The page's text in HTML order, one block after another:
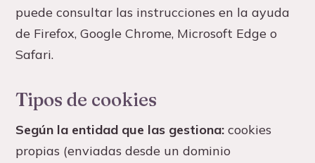
puede consultar las instrucciones en la ayuda
de Firefox, Google Chrome, Microsoft Edge o
Safari.
Tipos de cookies
Según la entidad que las gestiona: cookies
propias (enviadas desde un dominio